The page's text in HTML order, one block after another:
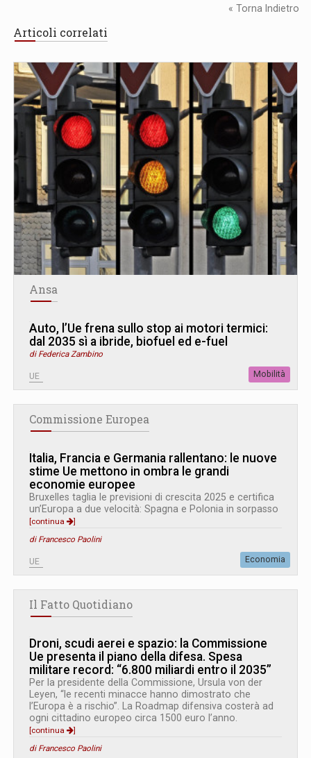
« Torna Indietro
Articoli correlati
Ansa
Auto, l’Ue frena sullo stop ai motori termici:
dal 2035 sì a ibride, biofuel ed e-fuel
di Federica Zambino
UE Mobilità
Commissione Europea
Italia, Francia e Germania rallentano: le nuove
stime Ue mettono in ombra le grandi
economie europee
Bruxelles taglia le previsioni di crescita 2025 e certifica
un’Europa a due velocità: Spagna e Polonia in sorpasso
[continua
]
di Francesco Paolini
UE Economia
Il Fatto Quotidiano
Droni, scudi aerei e spazio: la Commissione
Ue presenta il piano della difesa. Spesa
militare record: “6.800 miliardi entro il 2035”
Per la presidente della Commissione, Ursula von der
Leyen, “le recenti minacce hanno dimostrato che
l’Europa è a rischio”. La Roadmap difensiva costerà ad
ogni cittadino europeo circa 1500 euro l’anno.
[continua
]
di Francesco Paolini